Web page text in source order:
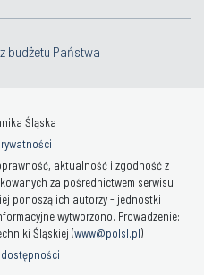
budżetu Państwa
Śląska
aktualność i zgodność z
za pośrednictwem serwisu
ponoszą ich autorzy - jednostki
wytworzono. Prowadzenie:
Śląskiej (www@polsl.pl)